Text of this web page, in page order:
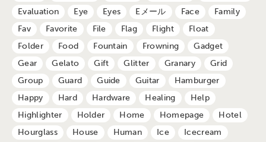
Evaluation
Eye Eyes Eメール Face
Family
Fav
Favorite File Flag Flight
Float
Folder
Food Fountain Frowning
Gadget
Gear
Gelato Gift Glitter Granary
Grid
Group
Guard Guide Guitar
Hamburger
Happy
Hard Hardware Healing
Help
Highlighter
Holder Home Homepage
Hotel
Hourglass
House Human Ice
Icecream